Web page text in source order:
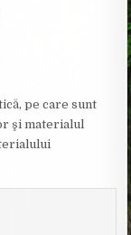
pe care sunt
şi materialul